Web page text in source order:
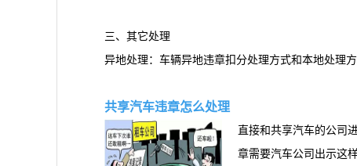
三、其它处理
异地处理：车辆异地违章扣分处理方式和本地处理方
共享汽车违章怎么处理
直接和共享汽车的公司
章需要汽车公司出示这